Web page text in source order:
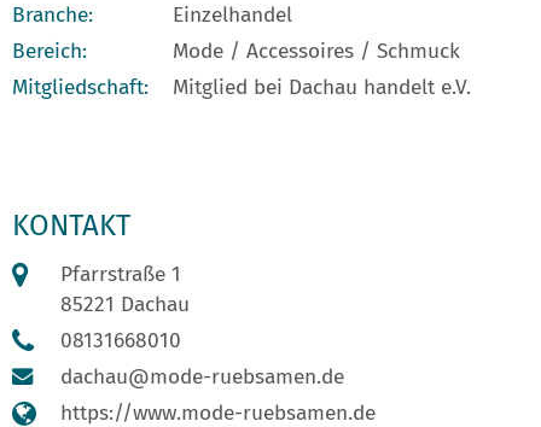
Branche:
Einzelhandel
Bereich:
Mode / Accessoires / Schmuck
Mitgliedschaft:
Mitglied bei Dachau handelt e.V.
KONTAKT
Pfarrstraße 1
85221 Dachau
08131668010
dachau@mode-ruebsamen.de
https://www.mode-ruebsamen.de